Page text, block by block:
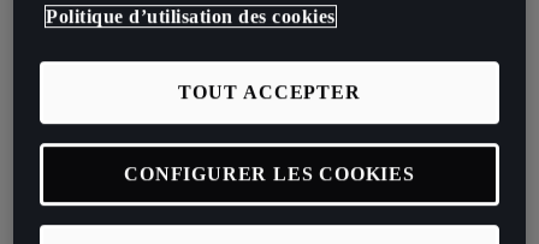
Vitesses de recharge: le temps nécessaire pour
besoins, où que vous soyez. Les bornes ultra-rapides des stations-
Politique d’utilisation des cookies
TOUT ACCEPTER
CONFIGURER LES COOKIES